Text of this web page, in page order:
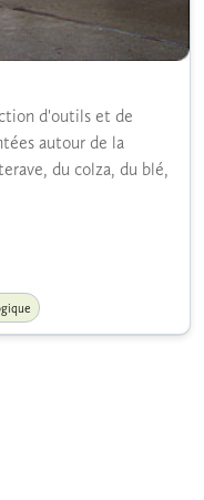
d'outils et de
autour de la
du colza, du blé,